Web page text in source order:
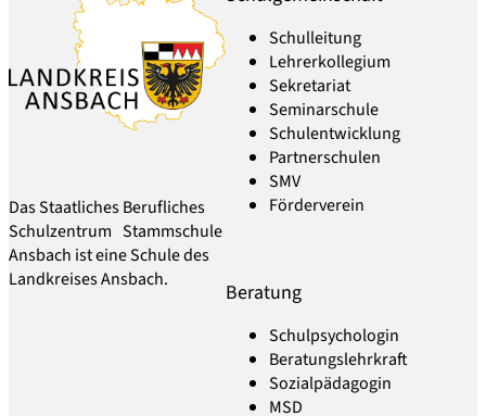
Das Staatliches Berufliches
Schulzentrum Stammschule
Ansbach ist eine Schule des
Landkreises Ansbach.
Schulleitung
Lehrerkollegium
Sekretariat
Seminarschule
Schulentwicklung
Partnerschulen
SMV
Förderverein
Beratung
Schulpsychologin
Beratungslehrkraft
Sozialpädagogin
MSD